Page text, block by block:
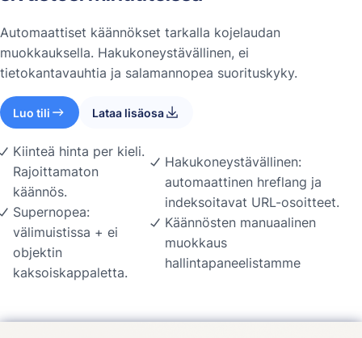
Automaattiset käännökset tarkalla kojelaudan
muokkauksella. Hakukoneystävällinen, ei
tietokantavauhtia ja salamannopea suorituskyky.
Luo tili Lataa lisäosa
Kiinteä hinta per kieli.
Rajoittamaton
käännös.
Supernopea:
välimuistissa + ei
objektin
kaksoiskappaletta.
Hakukoneystävällinen:
automaattinen hreflang ja
indeksoitavat URL-osoitteet.
Käännösten manuaalinen
muokkaus
hallintapaneelistamme